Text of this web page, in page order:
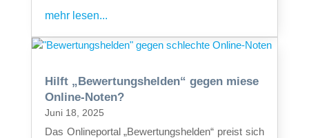
mehr lesen...
Hilft „Bewertungshelden“ gegen miese
Online-Noten?
Juni 18, 2025
Das Onlineportal „Bewertungshelden“ preist sich